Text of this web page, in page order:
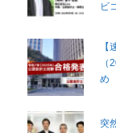
ビ
め
突